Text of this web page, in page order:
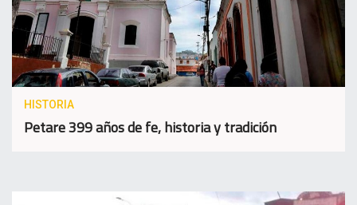
HISTORIA
Petare 399 años de fe, historia y tradición